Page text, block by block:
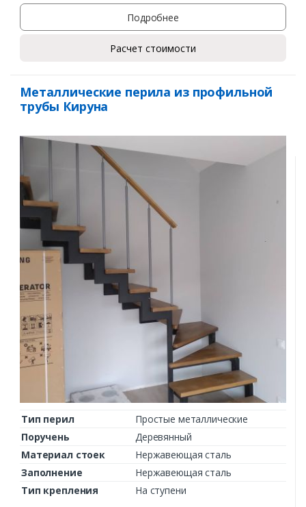
Подробнее
Расчет стоимости
Металлические перила из профильной
трубы Кируна
Тип перил
Простые металлические
Поручень
Деревянный
Материал стоек
Нержавеющая сталь
Заполнение
Нержавеющая сталь
Тип крепления
На ступени